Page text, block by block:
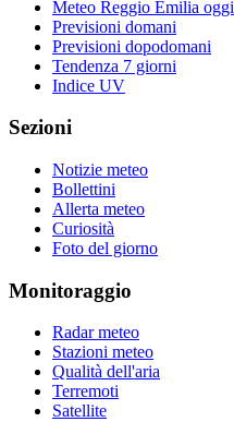
Meteo Reggio Emilia oggi
Previsioni domani
Previsioni dopodomani
Tendenza 7 giorni
Indice UV
Sezioni
Notizie meteo
Bollettini
Allerta meteo
Curiosità
Foto del giorno
Monitoraggio
Radar meteo
Stazioni meteo
Qualità dell'aria
Terremoti
Satellite